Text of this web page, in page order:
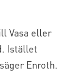
Vasa eller
Istället
Enroth.